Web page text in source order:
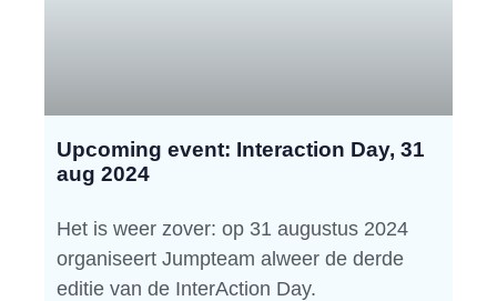
Upcoming event: Interaction Day, 31
aug 2024
Het is weer zover: op 31 augustus 2024
organiseert Jumpteam alweer de derde
editie van de InterAction Day.